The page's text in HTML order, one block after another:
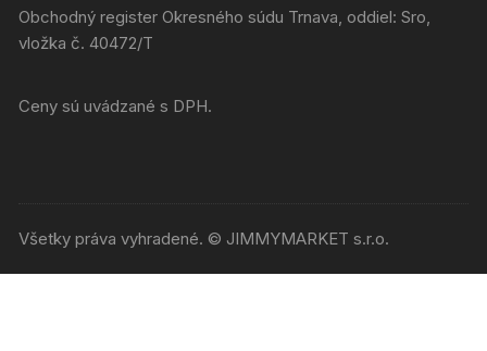
Obchodný register Okresného súdu Trnava, oddiel: Sro,
vložka č. 40472/T
Ceny sú uvádzané s DPH.
Všetky práva vyhradené. © JIMMYMARKET s.r.o.